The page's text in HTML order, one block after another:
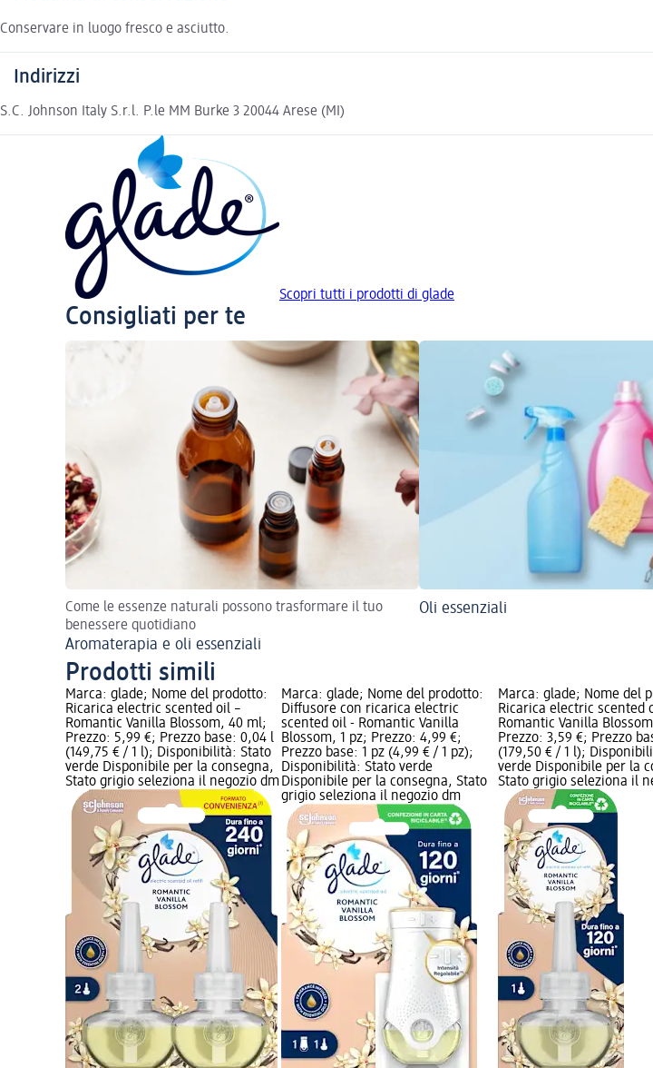
Conservare in luogo fresco e asciutto.
Indirizzi
S.C. Johnson Italy S.r.l. P.le MM Burke 3 20044 Arese (MI)
Scopri tutti i prodotti di glade
Consigliati per te
Come le essenze naturali possono trasformare il tuo
benessere quotidiano
Aromaterapia e oli essenziali
Oli essenziali
Prodotti simili
Marca: glade; Nome del prodotto:
Ricarica electric scented oil –
Romantic Vanilla Blossom, 40 ml;
Prezzo: 5,99 €; Prezzo base: 0,04 l
(149,75 € / 1 l); Disponibilità: Stato
verde Disponibile per la consegna,
Stato grigio seleziona il negozio dm
Marca: glade; Nome del prodotto:
Diffusore con ricarica electric
scented oil - Romantic Vanilla
Blossom, 1 pz; Prezzo: 4,99 €;
Prezzo base: 1 pz (4,99 € / 1 pz);
Disponibilità: Stato verde
Disponibile per la consegna, Stato
grigio seleziona il negozio dm
Marca: glade; Nome del
Ricarica electric scented
Romantic Vanilla
Prezzo: 3,59 €; Prezzo
(179,50 € / 1 l);
verde Disponibile per la
Stato grigio seleziona il